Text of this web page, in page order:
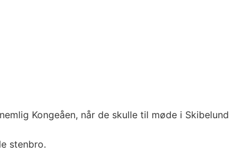
Kongeåen, når de skulle til møde i Skibelund
stenbro.